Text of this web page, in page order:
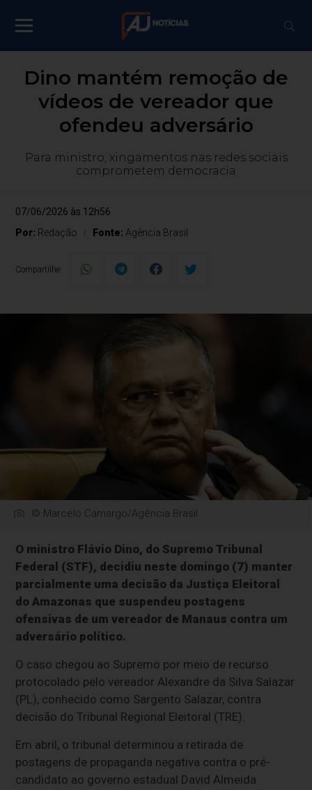
Dino mantém remoção de
vídeos de vereador que
ofendeu adversário
Para ministro, xingamentos nas redes sociais
comprometem democracia
07/06/2026 às 12h56
Por: Redação Fonte: Agência Brasil
Compartilhe:
© Marcelo Camargo/Agência Brasil
O ministro Flávio Dino, do Supremo Tribunal
Federal (STF), decidiu neste domingo (7) manter
parcialmente uma decisão da Justiça Eleitoral
do Amazonas que suspendeu postagens
ofensivas de um vereador de Manaus contra um
adversário político.
O caso chegou ao Supremo por meio de recurso
protocolado pelo vereador Alexandre da Silva Salazar
(PL), conhecido como Sargento Salazar, contra
decisão do Tribunal Regional Eleitoral (TRE).
Em abril, o tribunal determinou a retirada de
postagens de propaganda negativa contra o pré-
candidato ao governo estadual David Almeida